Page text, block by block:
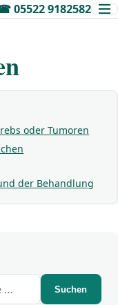
05522 9182582
oder Tumoren
der Behandlung
Suchen